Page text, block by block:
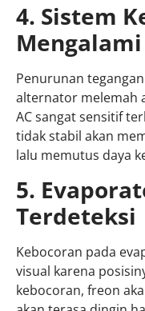
4. Sistem
Penurunan
alternator melemah
AC sangat sensitif
tidak stabil akan
lalu memutus daya
5.
Terdeteksi
Kebocoran pada
visual karena
kebocoran, freon